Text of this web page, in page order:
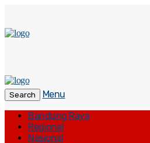
Search
Menu
Bandung Raya
Regional
Nasional